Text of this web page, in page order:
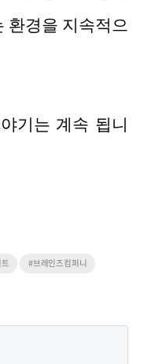
환경을 지속적으
기는 계속 됩니
#브레인즈컴퍼니